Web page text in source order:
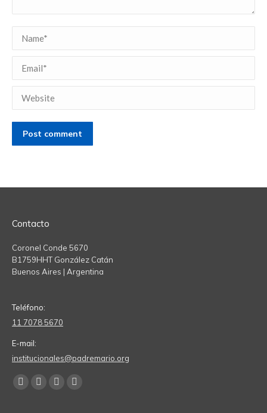
Name *
Email *
Website
Post comment
Contacto
Coronel Conde 5670
B1759HHT González Catán
Buenos Aires | Argentina
Teléfono:
11 7078 5670
E-mail:
institucionales@padremario.org
Find us on: